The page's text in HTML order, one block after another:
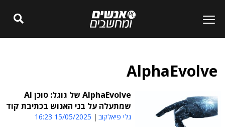
AlphaEvolve
AlphaEvolve של גוגל: סוכן AI
שמתעלה על בני האנוש בכתיבת קוד
גלי פיאלקוב 15/05/2025 16:23